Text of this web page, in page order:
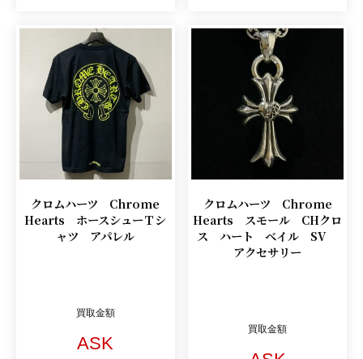
クロムハーツ Chrome
Hearts ホースシューＴシ
ャツ アパレル
買取金額
ASK
クロムハーツ Chrome
Hearts スモール CHクロ
ス ハート ベイル SV
アクセサリー
買取金額